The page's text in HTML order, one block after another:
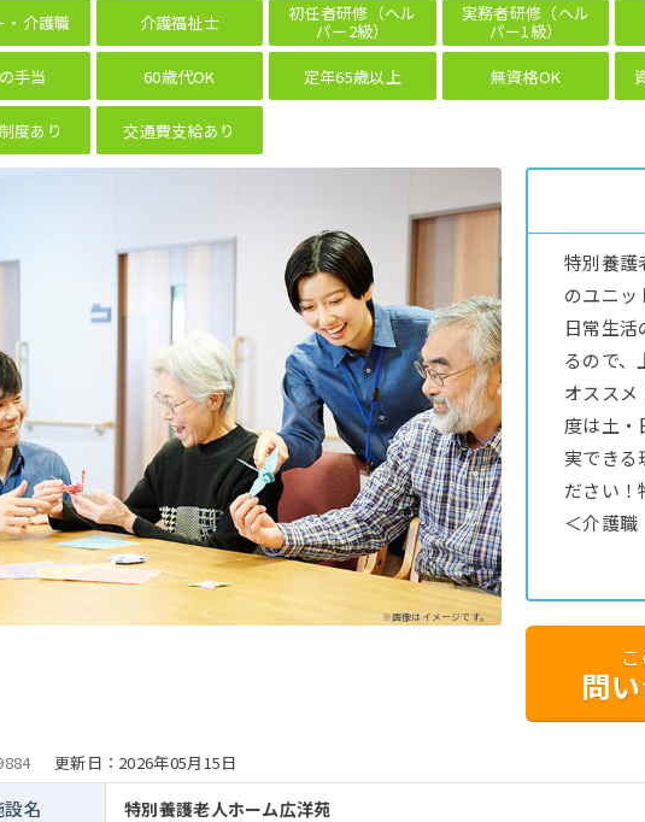
・介護職 介護福祉士 初任者研修（ヘル
パー2級）
実務者研修（ヘル
パー1級）
手当
60歳代OK 定年65歳以上 無資格OK
度あり
交通費支給あり
※画像はイメージです。
特別養護
のユニ
日常生
るので、
オススメ
度は土・
実でき
ださい！
＜介護
問
更新日： 2026年05月15日
設名 特別養護老人ホーム広洋苑